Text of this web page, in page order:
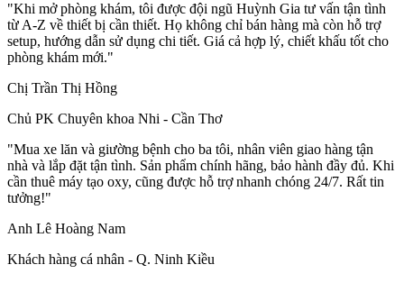
"Khi mở phòng khám, tôi được đội ngũ Huỳnh Gia tư vấn tận tình
từ A-Z về thiết bị cần thiết. Họ không chỉ bán hàng mà còn hỗ trợ
setup, hướng dẫn sử dụng chi tiết. Giá cả hợp lý, chiết khấu tốt cho
phòng khám mới."
Chị Trần Thị Hồng
Chủ PK Chuyên khoa Nhi - Cần Thơ
"Mua xe lăn và giường bệnh cho ba tôi, nhân viên giao hàng tận
nhà và lắp đặt tận tình. Sản phẩm chính hãng, bảo hành đầy đủ. Khi
cần thuê máy tạo oxy, cũng được hỗ trợ nhanh chóng 24/7. Rất tin
tưởng!"
Anh Lê Hoàng Nam
Khách hàng cá nhân - Q. Ninh Kiều